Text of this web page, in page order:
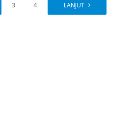
3 4 20
LANJUT